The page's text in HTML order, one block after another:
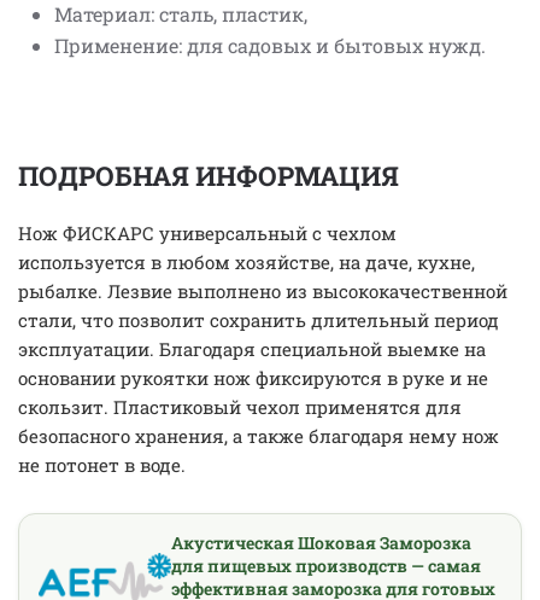
Материал: сталь, пластик,
Применение: для садовых и бытовых нужд.
ПОДРОБНАЯ ИНФОРМАЦИЯ
Нож ФИСКАРС универсальный с чехлом
используется в любом хозяйстве, на даче, кухне,
рыбалке. Лезвие выполнено из высококачественной
стали, что позволит сохранить длительный период
эксплуатации. Благодаря специальной выемке на
основании рукоятки нож фиксируются в руке и не
скользит. Пластиковый чехол применятся для
безопасного хранения, а также благодаря нему нож
не потонет в воде.
Акустическая Шоковая Заморозка
для пищевых производств — самая
эффективная заморозка для готовых